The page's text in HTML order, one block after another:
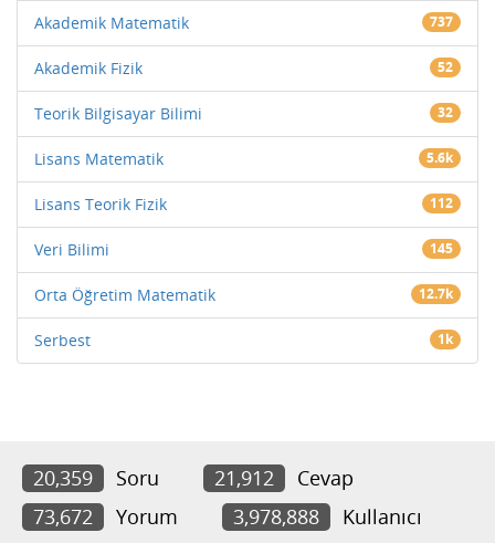
Akademik Matematik 737
Akademik Fizik 52
Teorik Bilgisayar Bilimi 32
Lisans Matematik 5.6k
Lisans Teorik Fizik 112
Veri Bilimi 145
Orta Öğretim Matematik 12.7k
Serbest 1k
20,359 Soru 21,912
Cevap
73,672
Yorum 3,978,888 Kullanıcı